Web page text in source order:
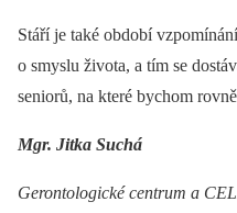
Stáří je také období
o smyslu života, a tím se
seniorů, na které bychom
Mgr. Jitka Suchá
Gerontologické centrum a